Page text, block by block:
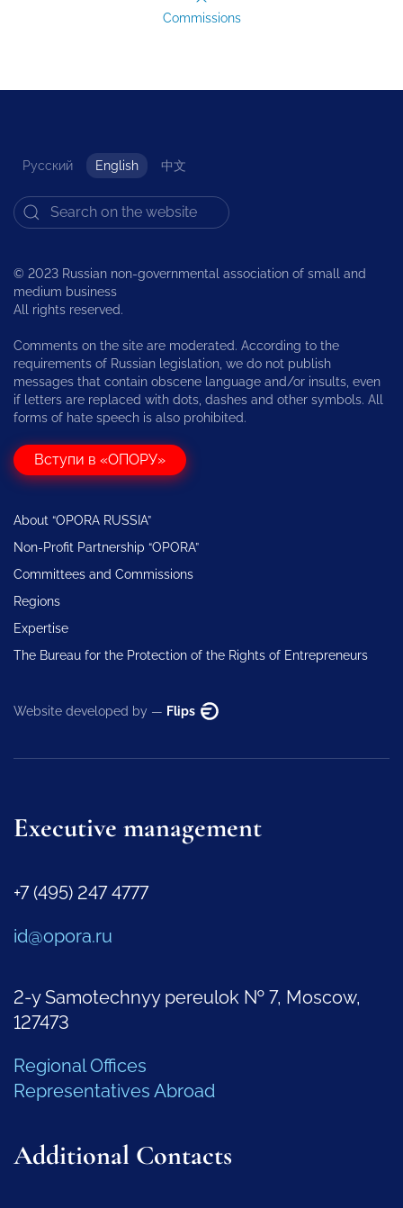
Commissions
Русский English 中文
© 2023 Russian non-governmental association of small and
medium business
All rights reserved.
Comments on the site are moderated. According to the
requirements of Russian legislation, we do not publish
messages that contain obscene language and/or insults, even
if letters are replaced with dots, dashes and other symbols. All
forms of hate speech is also prohibited.
Вступи в «ОПОРУ»
About “OPORA RUSSIA”
Non-Profit Partnership “OPORA”
Committees and Commissions
Regions
Expertise
The Bureau for the Protection of the Rights of Entrepreneurs
Website developed by — Flips
Executive management
+7 (495) 247 4777
id@opora.ru
2-y Samotechnyy pereulok № 7, Moscow,
127473
Regional Offices
Representatives Abroad
Additional Contacts